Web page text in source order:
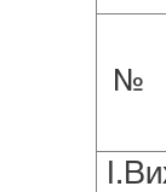
№